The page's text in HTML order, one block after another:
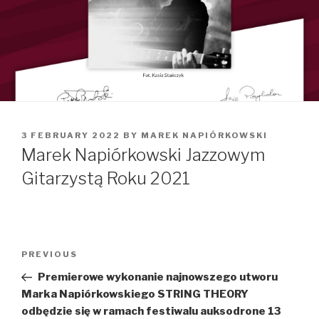
POSTED
ON
3 FEBRUARY 2022 BY MAREK NAPIÓRKOWSKI
Marek Napiórkowski Jazzowym
Gitarzystą Roku 2021
Post
Previous
Post
PREVIOUS
Premierowe wykonanie najnowszego utworu
Marka Napiórkowskiego STRING THEORY
odbędzie się w ramach festiwalu auksodrone 13